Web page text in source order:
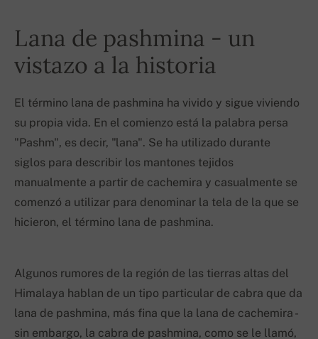
Lana de pashmina - un
vistazo a la historia
El término lana de pashmina ha vivido y sigue viviendo
su propia vida. En el comienzo está la palabra persa
"Pashm", es decir, "lana". Se ha utilizado durante
siglos para describir los mantones tejidos
manualmente a partir de cachemira y casualmente se
comenzó a utilizar para denominar la tela de la que se
hicieron, el término lana de pashmina.
Algunos rumores de la región de las tierras altas del
Himalaya hablan de un tipo particular de cabra que da
lana de pashmina, más fina que la lana de cachemira -
sin embargo, la cabra de pashmina, como se le llamó,